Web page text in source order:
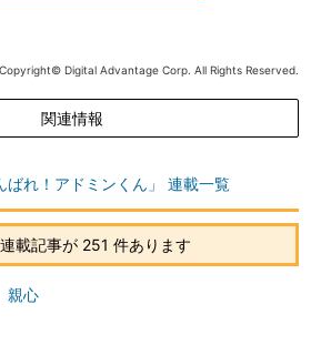
Copyright© Digital Advantage Corp. All Rights Reserved.
関連情報
ばれ！アドミンくん」 連載一覧
載記事が 251 件あります
親心